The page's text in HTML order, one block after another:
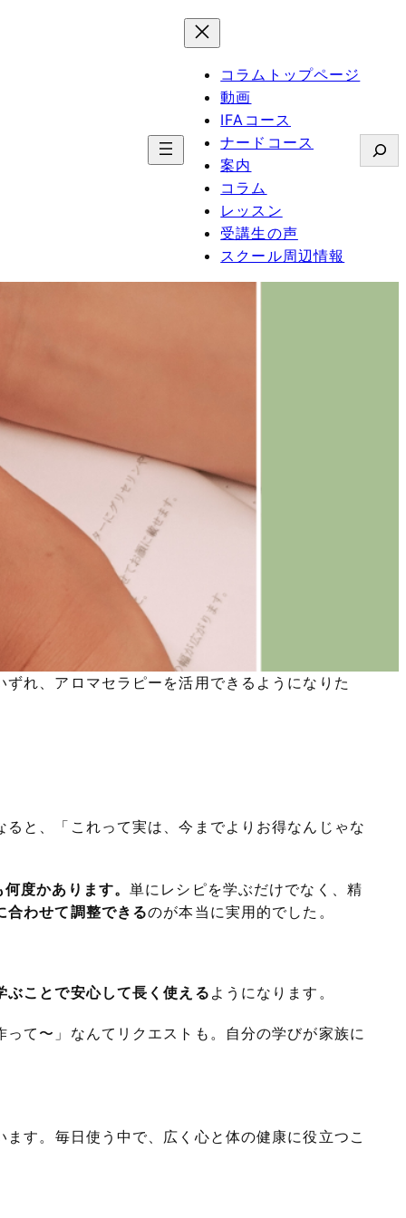
コラムトップページ
動画
IFAコース
ナードコース
案内
コラム
レッスン
受講生の声
スクール周辺情報
索
れ、アロマセラピーを活用できるようになりた
と、「これって実は、今までよりお得なんじゃな
度かあります。単にレシピを学ぶだけでなく、精
合わせて調整できるのが本当に実用的でした。
ことで安心して長く使える ようになります。
て〜」なんてリクエストも。自分の学びが家族に
ます。毎日使う中で、広く心と体の健康に役立つこ